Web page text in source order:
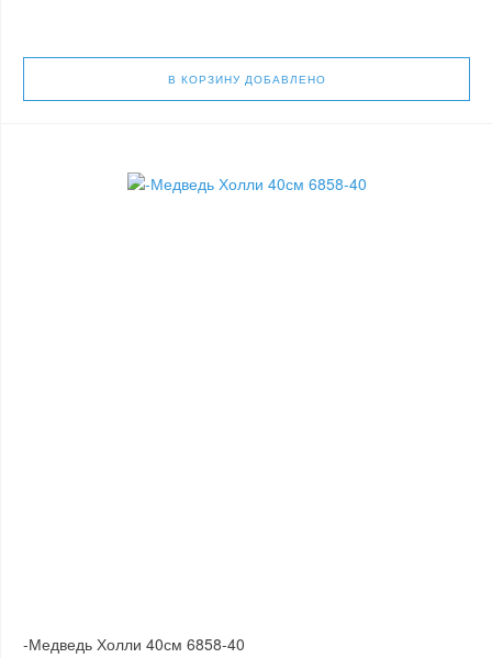
В КОРЗИНУ ДОБАВЛЕНО
-Медведь Холли 40см 6858-40